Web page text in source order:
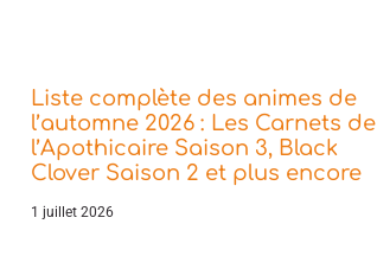
Liste complète des animes de
l’automne 2026 : Les Carnets de
l’Apothicaire Saison 3, Black
Clover Saison 2 et plus encore
1 juillet 2026